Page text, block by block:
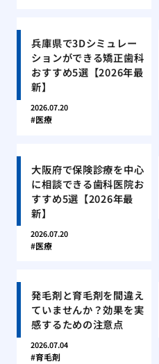
兵庫県で3Dシミュレー
ションができる矯正歯科
おすすめ5選【2026年最
新】
2026.07.20
医療
大阪府で保険診療を中心
に相談できる歯科医院お
すすめ5選【2026年最
新】
2026.07.20
医療
発毛剤と育毛剤を間違え
ていませんか？効果を実
感するための注意点
2026.07.04
育毛剤